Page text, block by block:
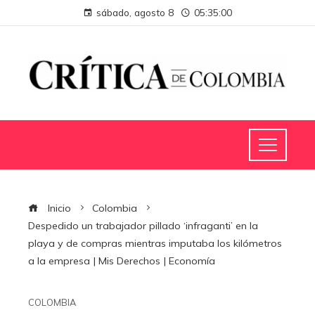
sábado, agosto 8 05:35:01
Inicio
Colombia
Despedido un trabajador pillado ‘infraganti’ en la
playa y de compras mientras imputaba los kilómetros
a la empresa | Mis Derechos | Economía
COLOMBIA